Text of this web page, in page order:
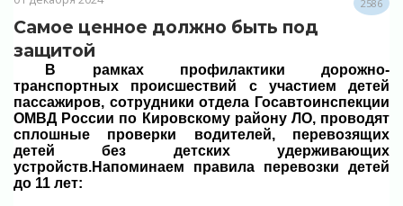
2586
Самое ценное должно быть под
защитой
В рамках профилактики дорожно-
транспортных происшествий с участием детей
пассажиров, сотрудники отдела Госавтоинспекции
ОМВД России по Кировскому району ЛО, проводят
сплошные проверки водителей, перевозящих
детей без детских удерживающих
устройств.Напоминаем правила перевозки детей
до 11 лет: